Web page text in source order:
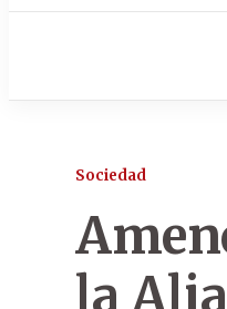
Sociedad
la